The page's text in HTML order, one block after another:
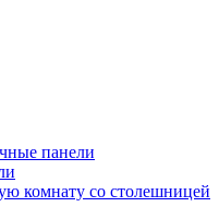
панели
комнату со столешницей